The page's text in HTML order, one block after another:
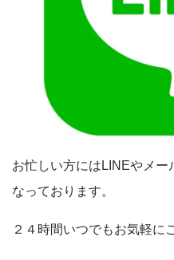
お忙しい方にはLINEやメー
なっております。
２４時間いつでもお気軽